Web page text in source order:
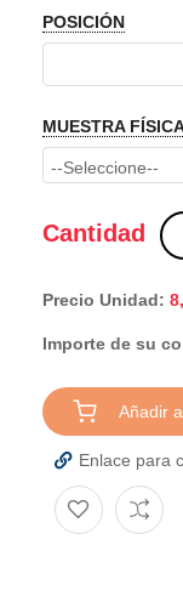
POSICIÓN
MUESTRA
Cantidad
Precio Unidad:
Importe de su
Añadir
Enlace para